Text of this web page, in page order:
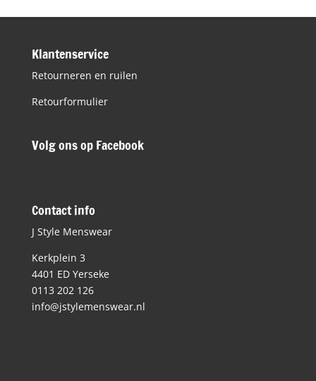
€69,99.€27,50.
Klantenservice
Retourneren en ruilen
Retourformulier
Volg ons op Facebook
Contact info
J Style Menswear
Kerkplein 3
4401 ED Yerseke
0113 202 126
info@jstylemenswear.nl